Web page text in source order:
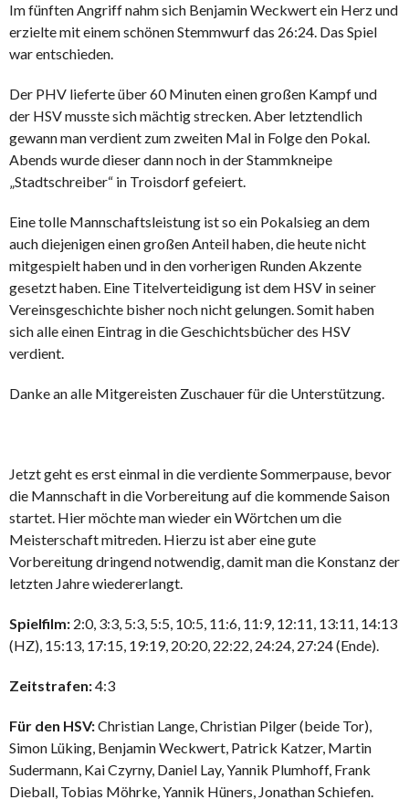
Im fünften Angriff nahm sich Benjamin Weckwert ein Herz und
erzielte mit einem schönen Stemmwurf das 26:24. Das Spiel
war entschieden.
Der PHV lieferte über 60 Minuten einen großen Kampf und
der HSV musste sich mächtig strecken. Aber letztendlich
gewann man verdient zum zweiten Mal in Folge den Pokal.
Abends wurde dieser dann noch in der Stammkneipe
„Stadtschreiber“ in Troisdorf gefeiert.
Eine tolle Mannschaftsleistung ist so ein Pokalsieg an dem
auch diejenigen einen großen Anteil haben, die heute nicht
mitgespielt haben und in den vorherigen Runden Akzente
gesetzt haben. Eine Titelverteidigung ist dem HSV in seiner
Vereinsgeschichte bisher noch nicht gelungen. Somit haben
sich alle einen Eintrag in die Geschichtsbücher des HSV
verdient.
Danke an alle Mitgereisten Zuschauer für die Unterstützung.
Jetzt geht es erst einmal in die verdiente Sommerpause, bevor
die Mannschaft in die Vorbereitung auf die kommende Saison
startet. Hier möchte man wieder ein Wörtchen um die
Meisterschaft mitreden. Hierzu ist aber eine gute
Vorbereitung dringend notwendig, damit man die Konstanz der
letzten Jahre wiedererlangt.
Spielfilm: 2:0, 3:3, 5:3, 5:5, 10:5, 11:6, 11:9, 12:11, 13:11, 14:13
(HZ), 15:13, 17:15, 19:19, 20:20, 22:22, 24:24, 27:24 (Ende).
Zeitstrafen:4:3
Für den HSV:Christian Lange, Christian Pilger (beide Tor),
Simon Lüking, Benjamin Weckwert, Patrick Katzer, Martin
Sudermann, Kai Czyrny, Daniel Lay, Yannik Plumhoff, Frank
Dieball, Tobias Möhrke, Yannik Hüners, Jonathan Schiefen.